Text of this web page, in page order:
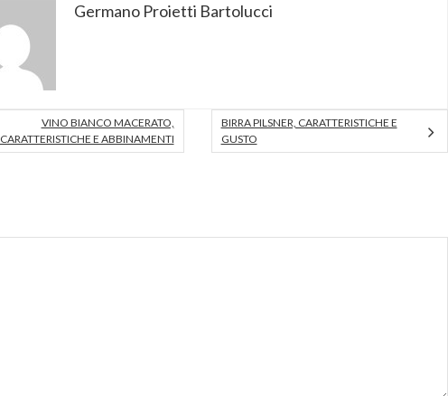
Germano Proietti Bartolucci
VINO BIANCO MACERATO,
CARATTERISTICHE E ABBINAMENTI
BIRRA PILSNER, CARATTERISTICHE E
GUSTO